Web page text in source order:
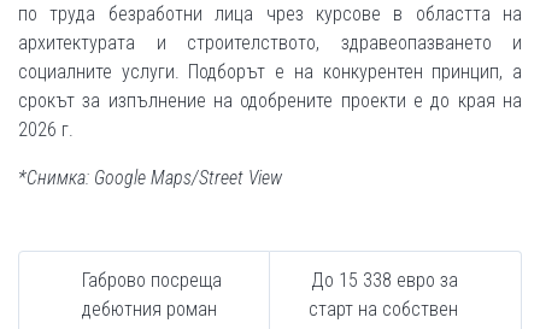
по труда безработни лица чрез курсове в областта на
архитектурата и строителството, здравеопазването и
социалните услуги. Подборът е на конкурентен принцип, а
срокът за изпълнение на одобрените проекти е до края на
2026 г.
*Снимка: Google Maps/Street View
Габрово посреща
дебютния роман
До 15 338 евро за
старт на собствен